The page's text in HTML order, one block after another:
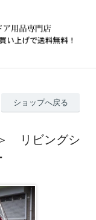
ショップへ戻る
リビングシ